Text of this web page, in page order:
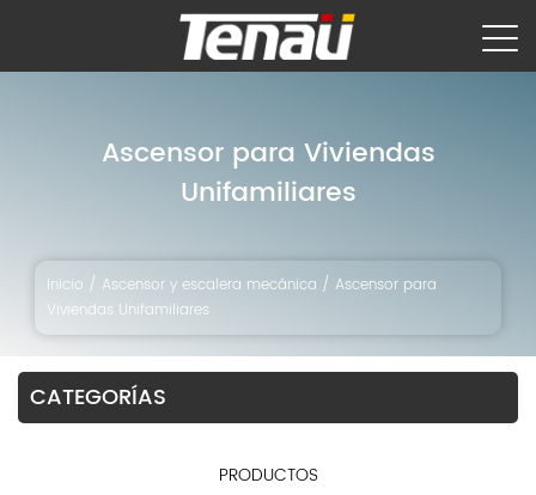
Ascensor para Viviendas
Unifamiliares
Inicio / Ascensor y escalera mecánica / Ascensor para
Viviendas Unifamiliares
CATEGORÍAS
PRODUCTOS